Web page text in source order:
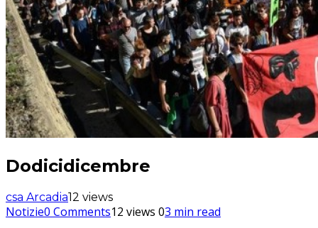
Dodicidicembre
csa Arcadia12 views
Notizie0 Comments12 views 03 min read